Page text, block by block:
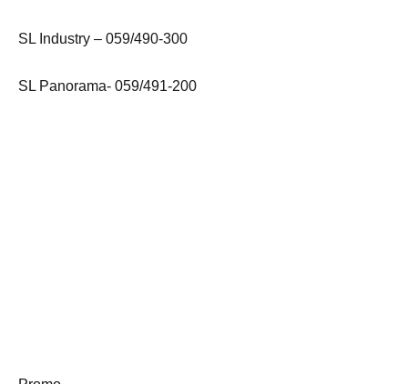
SL Industry – 059/490-300
SL Panorama- 059/491-200